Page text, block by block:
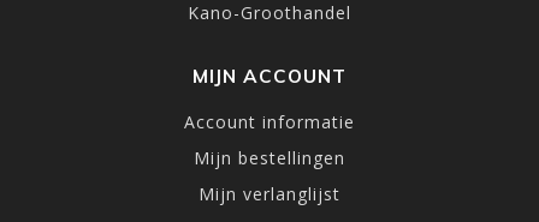
Kano-Groothandel
MIJN ACCOUNT
Account informatie
Mijn bestellingen
Mijn verlanglijst